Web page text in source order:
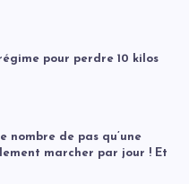
pour perdre 10 kilos
nombre de pas qu’une
marcher par jour ! Et